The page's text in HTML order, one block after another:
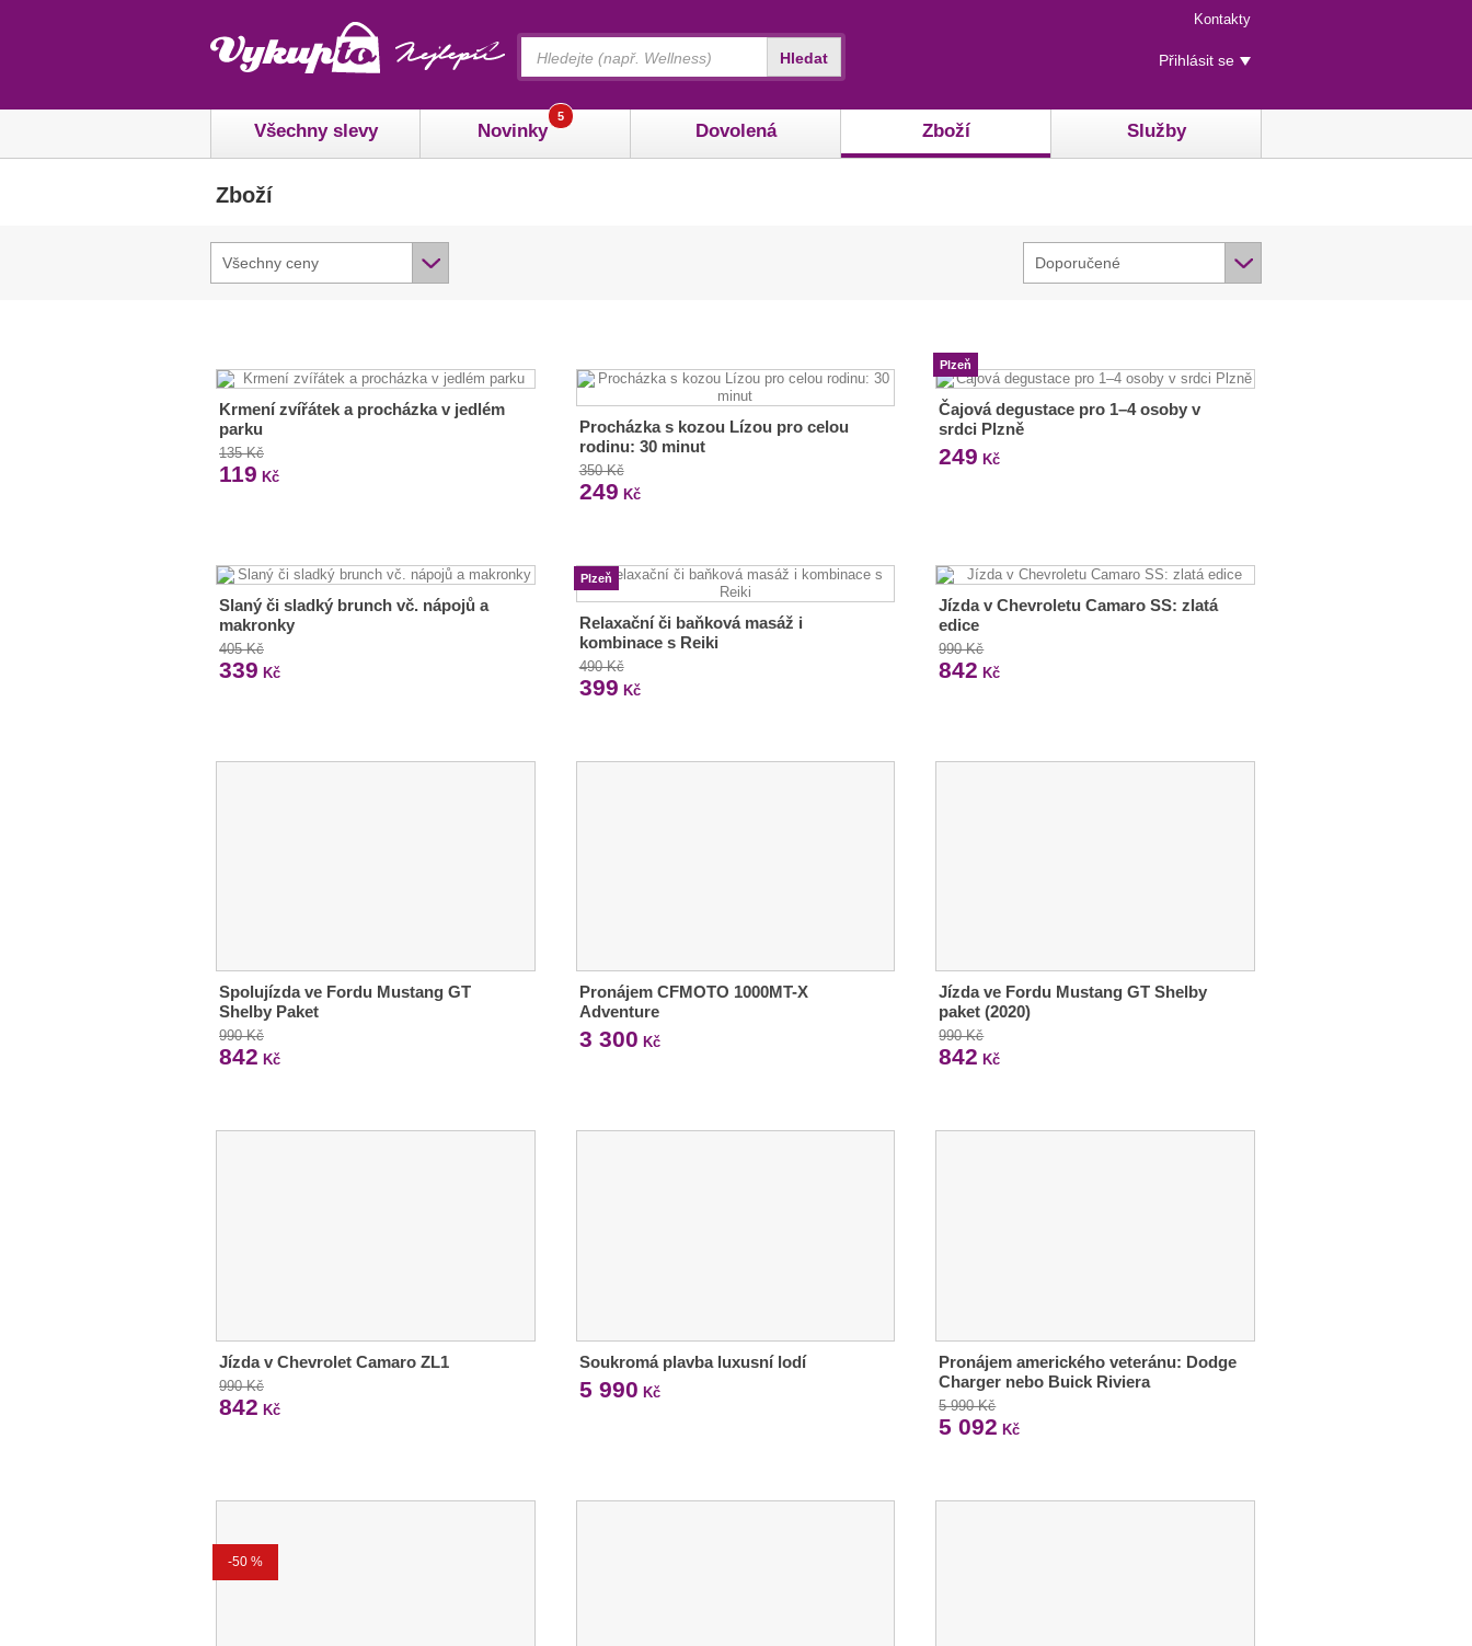
Menu
rychlého
přístupu
Kontakty
Uživatelské
menu
Přihlásit se
Všechny slevy Novinky
5
Dovolená Zboží Služby
Hledat
Zboží
Všechny ceny Doporučené
Krmení zvířátek a procházka v jedlém
parku
135 Kč
119 Kč
Procházka s kozou Lízou pro celou
rodinu: 30 minut
350 Kč
249 Kč
Plzeň
Čajová degustace pro 1–⁠⁠⁠⁠⁠⁠4 osoby v
srdci Plzně
249 Kč
Slaný či sladký brunch vč. nápojů a
makronky
405 Kč
339 Kč
Plzeň
Relaxační či baňková masáž i
kombinace s Reiki
490 Kč
399 Kč
Jízda v Chevroletu Camaro SS: zlatá
edice
990 Kč
842 Kč
Spolujízda ve Fordu Mustang GT
Shelby Paket
990 Kč
842 Kč
Pronájem CFMOTO 1000MT-X
Adventure
3 300 Kč
Jízda ve Fordu Mustang GT Shelby
paket (2020)
990 Kč
842 Kč
Jízda v Chevrolet Camaro ZL1
990 Kč
842 Kč
Soukromá plavba luxusní lodí
5 990 Kč
Pronájem amerického veteránu: Dodge
Charger nebo Buick Riviera
5 990 Kč
5 092 Kč
-50 %